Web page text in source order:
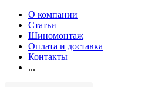
О компании
Статьи
Шиномонтаж
Оплата и доставка
Контакты
...